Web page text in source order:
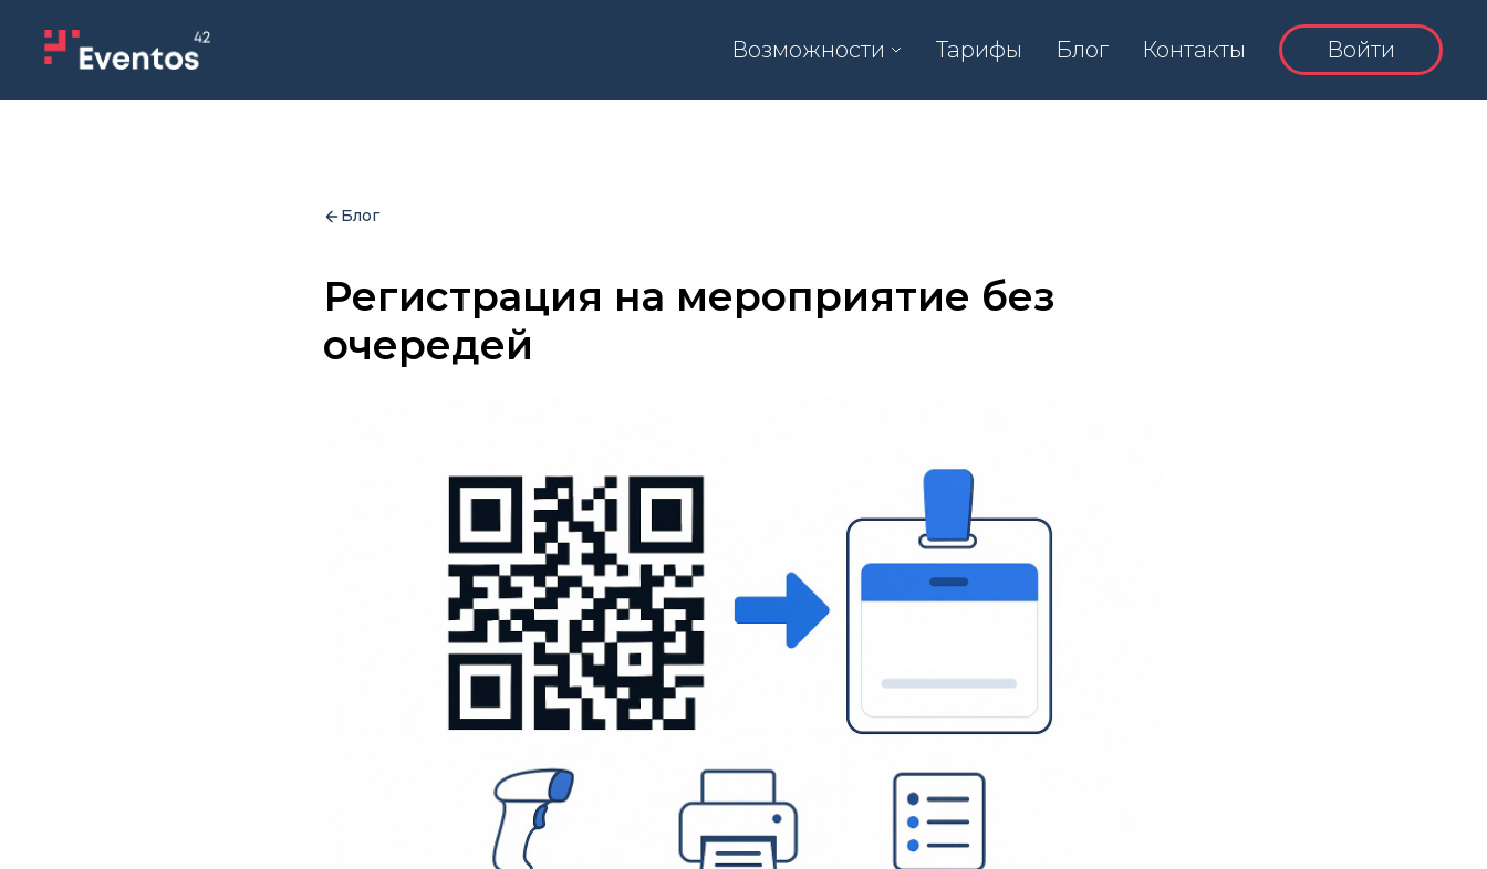
Возможности Тарифы Блог Контакты Войти
Блог
Регистрация на мероприятие без
очередей